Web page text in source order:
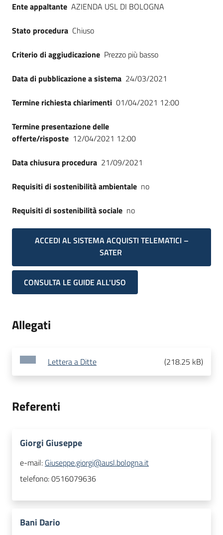
su
Ente appaltante AZIENDA USL DI BOLOGNA
Stato procedura Chiuso
Criterio di aggiudicazione Prezzo più basso
Data di pubblicazione a sistema 24/03/2021
Termine richiesta chiarimenti 01/04/2021 12:00
Termine presentazione delle
offerte/risposte 12/04/2021 12:00
Data chiusura procedura 21/09/2021
Requisiti di sostenibilità ambientale no
Requisiti di sostenibilità sociale no
ACCEDI AL SISTEMA ACQUISTI TELEMATICI –
SATER
CONSULTA LE GUIDE ALL'USO
Allegati
Lettera a Ditte (218.25 kB)
Referenti
Giorgi Giuseppe
e-mail: Giuseppe.giorgi@ausl.bologna.it
telefono:0516079636
Bani Dario